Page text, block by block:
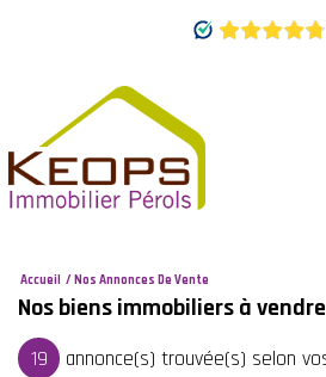
Accueil Nos Annonces De Vente
Nos biens immobiliers à vendre
19 annonce(s) trouvée(s) selon